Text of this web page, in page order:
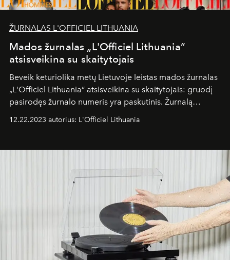
ŽURNALAS L'OFFICIEL LITHUANIA
Mados žurnalas „L'Officiel Lithuania“
atsisveikina su skaitytojais
Beveik keturiolika metų Lietuvoje leistas mados žurnalas
„L'Officiel Lithuania“ atsisveikina su skaitytojais: gruodį
pasirodęs žurnalo numeris yra paskutinis. Žurnalą
12.22.2023 autorius: L'Officiel Lithuania